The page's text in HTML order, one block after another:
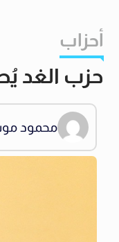
أحزاب
حزب الغد
محمود